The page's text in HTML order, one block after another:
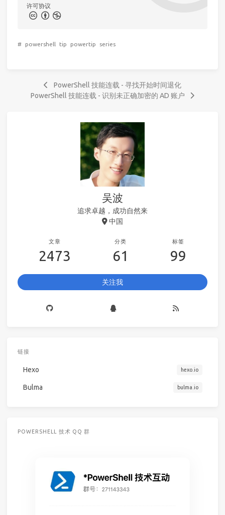
许可协议
# powershell tip powertip series
PowerShell 技能连载 - 寻找开始时间退化
PowerShell 技能连载 - 识别未正确加密的 AD 账户
吴波
追求卓越，成功自然来
中国
文章
2473
分类
61
标签
99
关注我
链接
Hexo hexo.io
Bulma bulma.io
POWERSHELL 技术 QQ 群